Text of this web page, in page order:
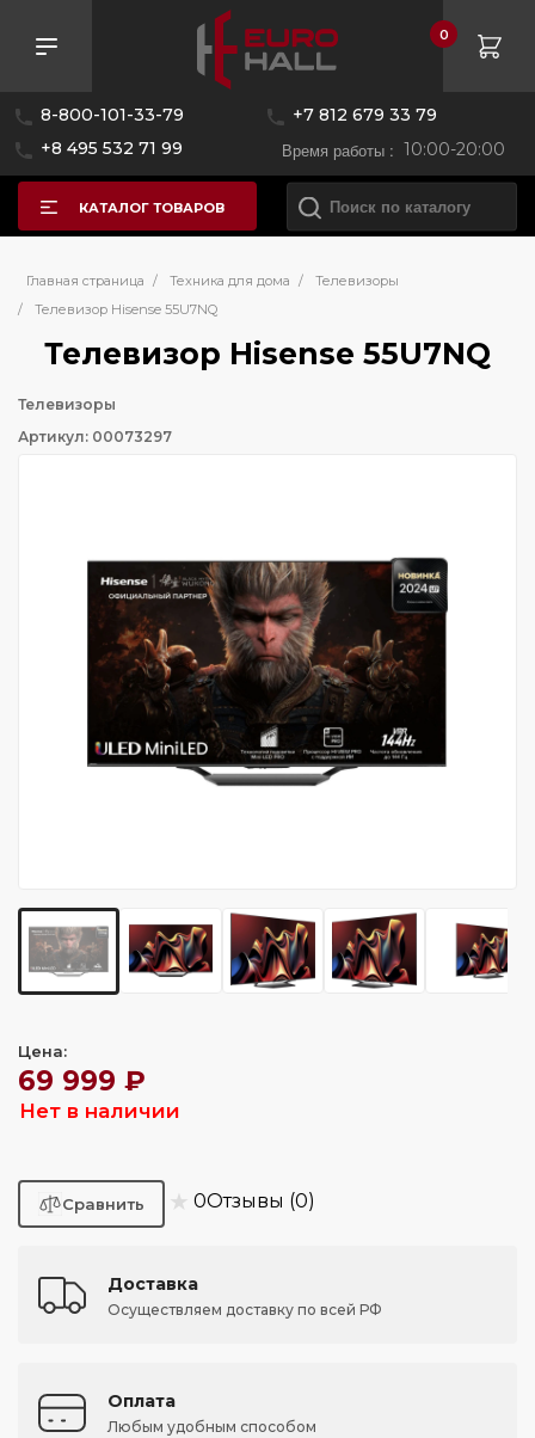
8-800-101-33-79
+7 812 679 33 79
+8 495 532 71 99
Время работы : 10:00-20:00
0
КАТАЛОГ ТОВАРОВ
Главная страница / Техника для дома /
Телевизоры
/
Телевизор Hisense 55U7NQ
Телевизор Hisense 55U7NQ
Телевизоры
Артикул: 00073297
Цена:
69 999 ₽
Нет в наличии
★ 0Отзывы (0)
Доставка
Осуществляем доставку по всей РФ
Оплата
Любым удобным способом